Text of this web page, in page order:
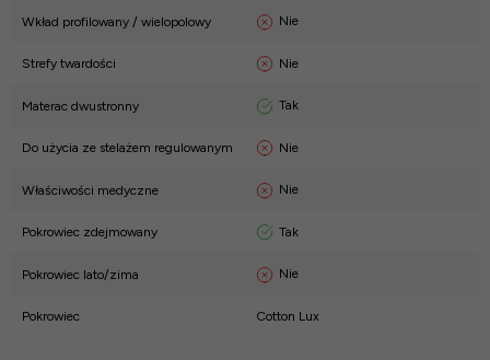
Wkład profilowany / wielopolowy Nie
Strefy twardości Nie
Materac dwustronny Tak
Do użycia ze stelażem regulowanym Nie
Właściwości medyczne Nie
Pokrowiec zdejmowany Tak
Pokrowiec lato/zima Nie
Pokrowiec Cotton Lux